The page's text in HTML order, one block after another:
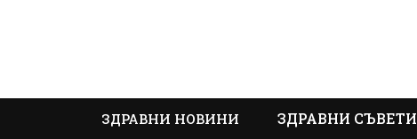
ЗДРАВНИ НОВИНИ ЗДРАВНИ СЪВЕТИ